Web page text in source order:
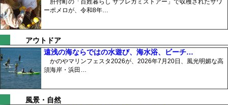
肝付町の「百姓暮らし サブレガミストアー」で収穫されたサワ
ーポメロが、令和8年…
アウトドア
遠浅の海ならではの水遊び、海水浴、ビーチ…
かのやマリンフェスタ2026が、2026年7月20日、風光明媚な高
須海岸・浜田…
風景・自然